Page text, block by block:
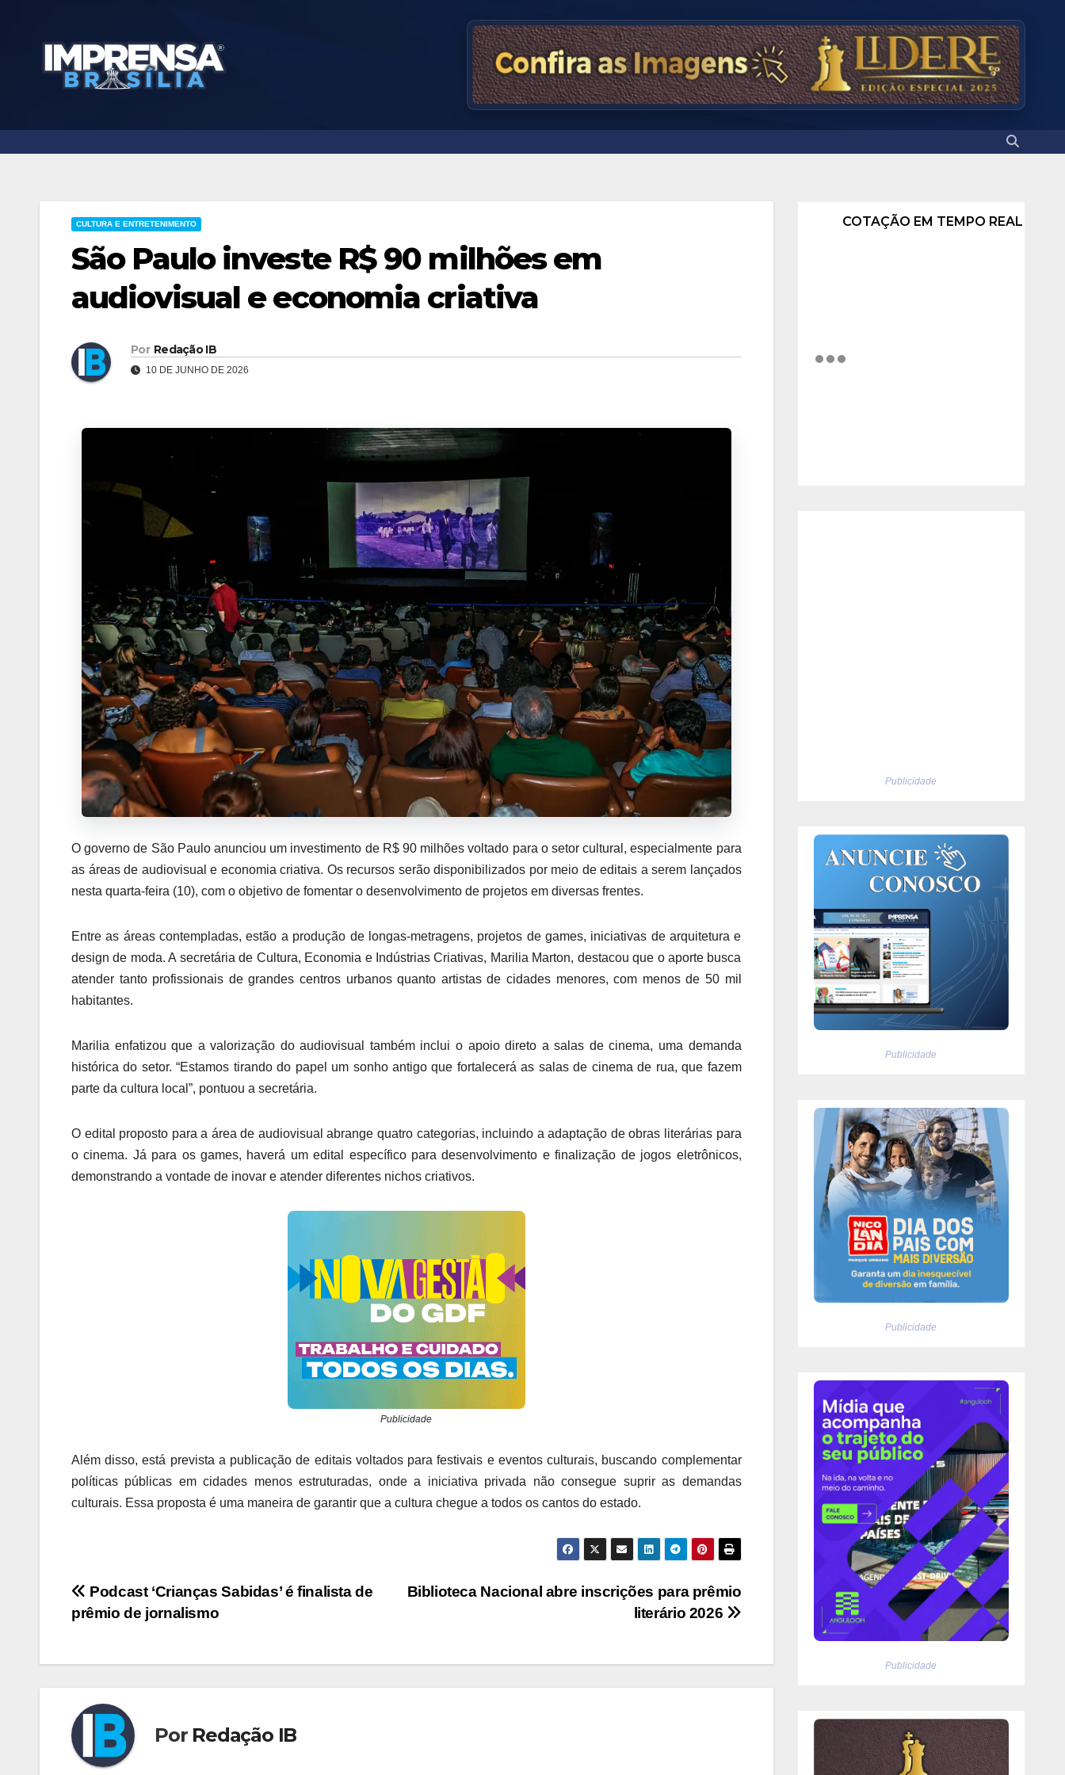
CULTURA E ENTRETENIMENTO
São Paulo investe R$ 90 milhões em
audiovisual e economia criativa
Por Redação IB
10 DE JUNHO DE 2026
O governo de São Paulo anunciou um investimento de R$ 90 milhões voltado para o setor cultural, especialmente para
as áreas de audiovisual e economia criativa. Os recursos serão disponibilizados por meio de editais a serem lançados
nesta quarta-feira (10), com o objetivo de fomentar o desenvolvimento de projetos em diversas frentes.
Entre as áreas contempladas, estão a produção de longas-metragens, projetos de games, iniciativas de arquitetura e
design de moda. A secretária de Cultura, Economia e Indústrias Criativas, Marilia Marton, destacou que o aporte busca
atender tanto profissionais de grandes centros urbanos quanto artistas de cidades menores, com menos de 50 mil
habitantes.
Marilia enfatizou que a valorização do audiovisual também inclui o apoio direto a salas de cinema, uma demanda
histórica do setor. “Estamos tirando do papel um sonho antigo que fortalecerá as salas de cinema de rua, que fazem
parte da cultura local”, pontuou a secretária.
O edital proposto para a área de audiovisual abrange quatro categorias, incluindo a adaptação de obras literárias para
o cinema. Já para os games, haverá um edital específico para desenvolvimento e finalização de jogos eletrônicos,
demonstrando a vontade de inovar e atender diferentes nichos criativos.
Publicidade
Além disso, está prevista a publicação de editais voltados para festivais e eventos culturais, buscando complementar
políticas públicas em cidades menos estruturadas, onde a iniciativa privada não consegue suprir as demandas
culturais. Essa proposta é uma maneira de garantir que a cultura chegue a todos os cantos do estado.
Navegação
de
Post
Biblioteca Nacional abre inscrições para prêmio
literário 2026
Podcast ‘Crianças Sabidas’ é finalista de
prêmio de jornalismo
Por Redação IB
COTAÇÃO EM TEMPO REAL
Publicidade
Publicidade
Publicidade
Publicidade